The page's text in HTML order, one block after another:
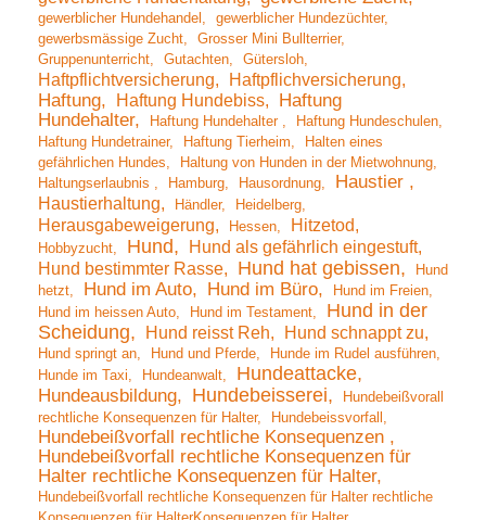
gewerblicher Hundehandel
gewerblicher Hundezüchter
gewerbsmässige Zucht
Grosser Mini Bullterrier
Gruppenunterricht
Gutachten Gütersloh
Haftpflichtversicherung Haftpflichversicherung
Haftung Haftung Hundebiss
Haftung
Hundehalter
Haftung Hundehalter
Haftung Hundeschulen
Haftung Hundetrainer
Haftung Tierheim
Halten eines
gefährlichen Hundes
Haltung von Hunden in der Mietwohnung
Haltungserlaubnis
Hamburg Hausordnung Haustier
Haustierhaltung Händler Heidelberg
Herausgabeweigerung Hessen Hitzetod
Hobbyzucht Hund
Hund als gefährlich eingestuft
Hund bestimmter Rasse
Hund hat gebissen
Hund
hetzt
Hund im Auto Hund im Büro
Hund im Freien
Hund im heissen Auto
Hund im Testament
Hund in der
Scheidung
Hund reisst Reh Hund schnappt zu
Hund springt an Hund und Pferde
Hunde im Rudel ausführen
Hunde im Taxi
Hundeanwalt Hundeattacke
Hundeausbildung Hundebeisserei
Hundebeißvorall
rechtliche Konsequenzen für Halter
Hundebeissvorfall
Hundebeißvorfall rechtliche Konsequenzen
Hundebeißvorfall rechtliche Konsequenzen für
Halter rechtliche Konsequenzen für Halter
Hundebeißvorfall rechtliche Konsequenzen für Halter rechtliche